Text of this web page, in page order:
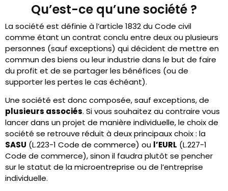
Qu’est-ce qu’une société ?
La société est définie à l’article 1832 du Code civil
comme étant un contrat conclu entre deux ou plusieurs
personnes (sauf exceptions) qui décident de mettre en
commun des biens ou leur industrie dans le but de faire
du profit et de se partager les bénéfices (ou de
supporter les pertes le cas échéant).
Une société est donc composée, sauf exceptions, de
plusieurs associés. Si vous souhaitez au contraire vous
lancer dans un projet de manière individuelle, le choix de
société se retrouve réduit à deux principaux choix : la
SASU (L.223-1 Code de commerce) ou l’EURL (L.227-1
Code de commerce), sinon il faudra plutôt se pencher
sur le statut de la microentreprise ou de l’entreprise
individuelle.